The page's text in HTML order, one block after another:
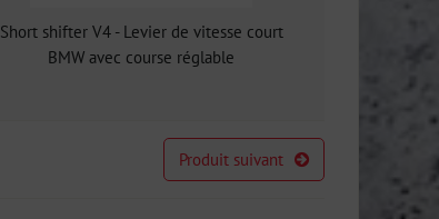
Short shifter V4 - Levier de vitesse court
BMW avec course réglable
Produit suivant